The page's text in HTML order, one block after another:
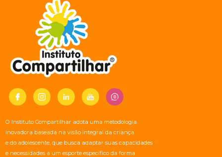
O Instituto Compartilhar adota uma metodologia
inovadora baseada na visão integral da criança
e do adolescente, que busca adaptar suas capacidades
e necessidades a um esporte específico da forma